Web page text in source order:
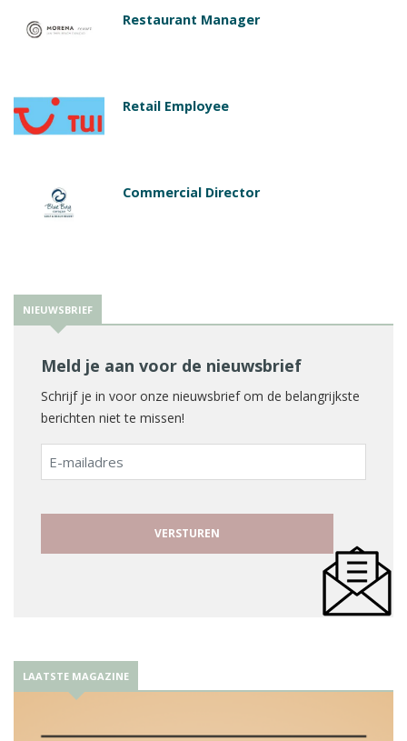
Restaurant Manager
Retail Employee
Commercial Director
NIEUWSBRIEF
Meld je aan voor de nieuwsbrief
Schrijf je in voor onze nieuwsbrief om de belangrijkste
berichten niet te missen!
E-
mailadres
LAATSTE MAGAZINE